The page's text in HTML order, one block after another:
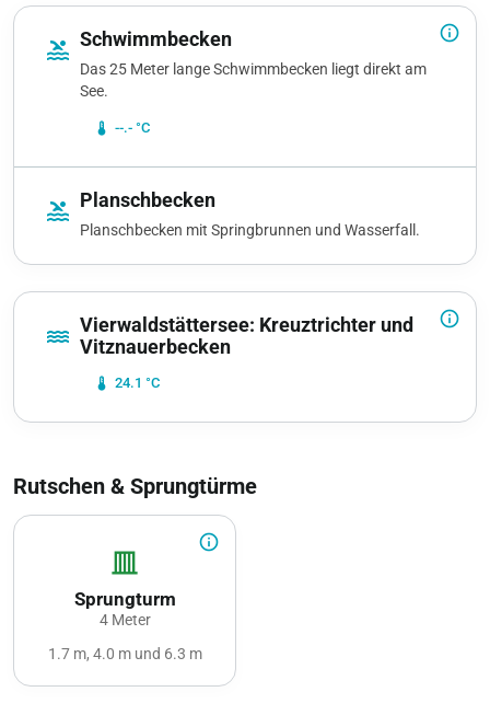
info_outline
pool Schwimmbecken
Das 25 Meter lange Schwimmbecken liegt direkt am
See.
device_thermostat --.- °C
pool Planschbecken
Planschbecken mit Springbrunnen und Wasserfall.
info_outline
water Vierwaldstättersee: Kreuztrichter und
Vitznauerbecken
device_thermostat 24.1 °C
Rutschen & Sprungtürme
info_outline
vertical_shades_closed
Sprungturm
4 Meter
1.7 m, 4.0 m und 6.3 m